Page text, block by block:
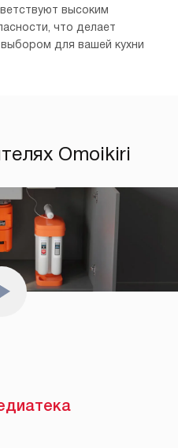
высоким
что делает
для вашей кухни
Omoikiri